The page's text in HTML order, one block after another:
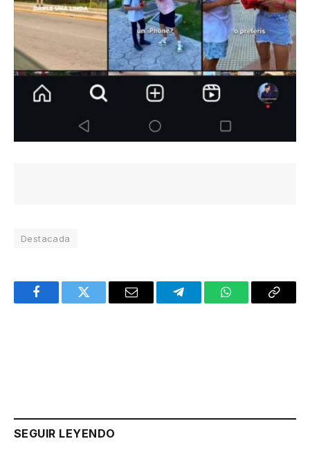
Destacada
FacebookTwitter Email TelegramWhatsAppCopy
SEGUIR LEYENDO